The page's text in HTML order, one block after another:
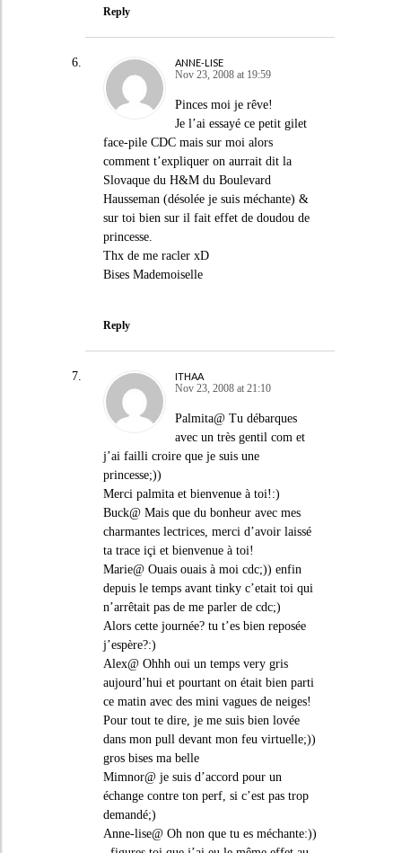
Reply
ANNE-LISE
Nov 23, 2008 at 19:59
Pinces moi je rêve!
Je l’ai essayé ce petit gilet
face-pile CDC mais sur moi alors
comment t’expliquer on aurrait dit la
Slovaque du H&M du Boulevard
Hausseman (désolée je suis méchante) &
sur toi bien sur il fait effet de doudou de
princesse.
Thx de me racler xD
Bises Mademoiselle
Reply
ITHAA
Nov 23, 2008 at 21:10
Palmita@ Tu débarques
avec un très gentil com et
j’ai failli croire que je suis une
princesse;))
Merci palmita et bienvenue à toi!:)
Buck@ Mais que du bonheur avec mes
charmantes lectrices, merci d’avoir laissé
ta trace içi et bienvenue à toi!
Marie@ Ouais ouais à moi cdc;)) enfin
depuis le temps avant tinky c’etait toi qui
n’arrêtait pas de me parler de cdc;)
Alors cette journée? tu t’es bien reposée
j’espère?:)
Alex@ Ohhh oui un temps very gris
aujourd’hui et pourtant on était bien parti
ce matin avec des mini vagues de neiges!
Pour tout te dire, je me suis bien lovée
dans mon pull devant mon feu virtuelle;))
gros bises ma belle
Mimnor@ je suis d’accord pour un
échange contre ton perf, si c’est pas trop
demandé;)
Anne-lise@ Oh non que tu es méchante:))